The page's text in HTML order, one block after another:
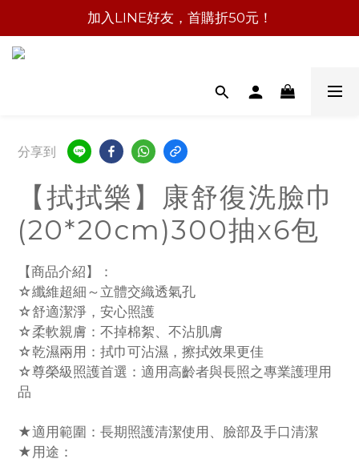
加入LINE好友，首購折50元！
分享到
【拭拭樂】康舒復洗臉巾
(20*20cm)300抽x6包
【商品介紹】：
☆纖維超細～立體交織透氣孔
☆舒適潔淨，安心照護
☆柔軟親膚：不掉棉絮、不沾肌膚
☆乾濕兩用：拭巾可沾濕，擦拭效果更佳
☆尊榮級照護首選：適用高齡者與長照之專業護理用
品
★適用範圍：長期照護清潔使用、臉部及手口清潔
★用途：